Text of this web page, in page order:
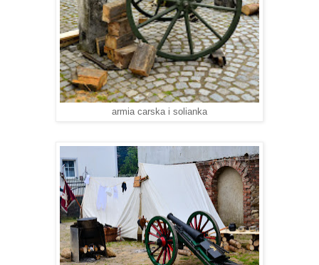
armia carska i solianka